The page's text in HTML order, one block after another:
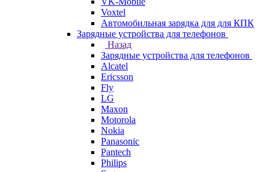
Voxtel
Автомобильная зарядка для для КПК
Зарядные устройства для телефонов
Назад
Зарядные устройства для телефонов
Alcatel
Ericsson
Fly
LG
Maxon
Motorola
Nokia
Panasonic
Pantech
Philips